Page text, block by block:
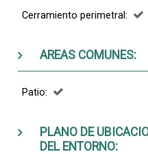
Cerramiento perimetral:
AREAS COMUNES:
Patio:
PLANO DE
DEL ENTORNO: